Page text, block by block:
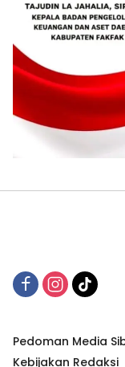
Pedoman Media
Kebijakan Redaksi